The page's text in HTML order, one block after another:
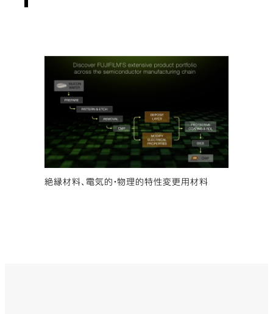
絶縁材料、電気的・物理的特性変更用材料